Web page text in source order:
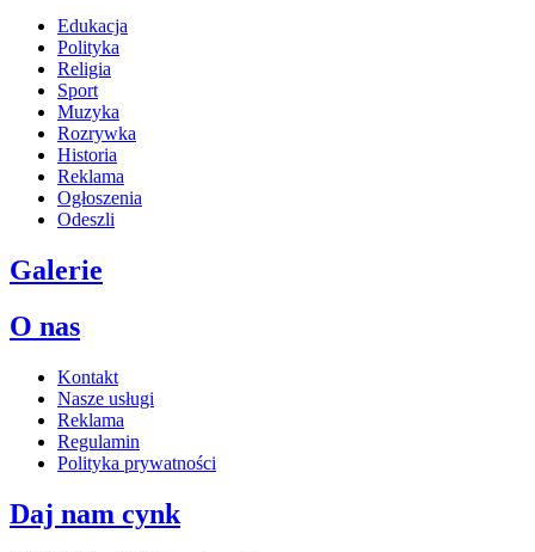
Edukacja
Polityka
Religia
Sport
Muzyka
Rozrywka
Historia
Reklama
Ogłoszenia
Odeszli
Galerie
O nas
Kontakt
Nasze usługi
Reklama
Regulamin
Polityka prywatności
Daj nam cynk